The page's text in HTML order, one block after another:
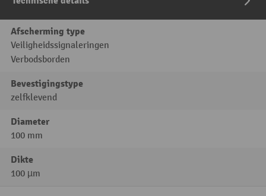
Afscherming type
Veiligheidssignaleringen
Verbodsborden
Bevestigingstype
zelfklevend
Diameter
100 mm
Dikte
100 µm